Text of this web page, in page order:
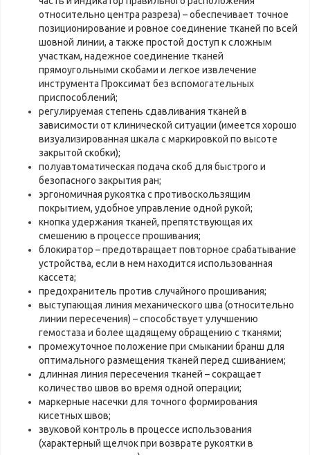
относительно центра разреза) – обеспечивает точное
позиционирование и ровное соединение тканей по всей
шовной линии, а также простой доступ к сложным
участкам, надежное соединение тканей
прямоугольными скобами и легкое извлечение
инструмента Проксимат без вспомогательных
приспособлений;
регулируемая степень сдавливания тканей в
зависимости от клинической ситуации (имеется хорошо
визуализированная шкала с маркировкой по высоте
закрытой скобки);
полуавтоматическая подача скоб для быстрого и
безопасного закрытия ран;
эргономичная рукоятка с противоскользящим
покрытием, удобное управление одной рукой;
кнопка удержания тканей, препятствующая их
смешению в процессе прошивания;
блокиратор – предотвращает повторное срабатывание
устройства, если в нем находится использованная
кассета;
предохранитель против случайного прошивания;
выступающая линия механического шва (относительно
линии пересечения) – способствует улучшению
гемостаза и более щадящему обращению с тканями;
промежуточное положение при смыкании бранш для
оптимального размещения тканей перед сшиванием;
длинная линия пересечения тканей – сокращает
количество швов во время одной операции;
маркерные насечки для точного формирования
кисетных швов;
звуковой контроль в процессе использования
(характерный щелчок при возврате рукоятки в